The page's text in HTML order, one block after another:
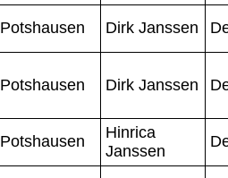
Potshausen Dirk Janssen
Potshausen Dirk Janssen
Potshausen
Hinrica
Janssen